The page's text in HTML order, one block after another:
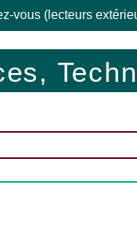
vous (lecteurs